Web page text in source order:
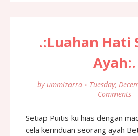
.:Luahan Hati
Ayah:.
by ummizarra Tuesday,
Comments
Setiap Puitis ku hias dengan
cela kerinduan seorang ayah